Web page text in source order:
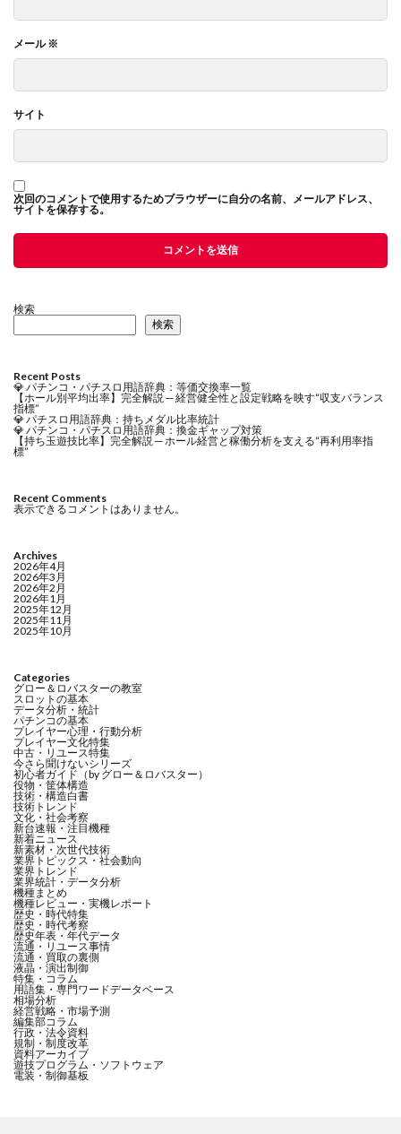
メール※
サイト
次回のコメントで使用するためブラウザーに自分の名前、メールアドレス、
サイトを保存する。
検索
検索
Recent Posts
💎 パチンコ・パチスロ用語辞典：等価交換率一覧
【ホール別平均出率】完全解説 ─ 経営健全性と設定戦略を映す“収支バランス
指標”
💎 パチスロ用語辞典：持ちメダル比率統計
💎 パチンコ・パチスロ用語辞典：換金ギャップ対策
【持ち玉遊技比率】完全解説 ─ ホール経営と稼働分析を支える“再利用率指
標”
Recent Comments
表示できるコメントはありません。
Archives
2026年4月
2026年3月
2026年2月
2026年1月
2025年12月
2025年11月
2025年10月
Categories
グロー＆ロバスターの教室
スロットの基本
データ分析・統計
パチンコの基本
プレイヤー心理・行動分析
プレイヤー文化特集
中古・リユース特集
今さら聞けないシリーズ
初心者ガイド（by グロー＆ロバスター）
役物・筐体構造
技術・構造白書
技術トレンド
文化・社会考察
新台速報・注目機種
新着ニュース
新素材・次世代技術
業界トピックス・社会動向
業界トレンド
業界統計・データ分析
機種まとめ
機種レビュー・実機レポート
歴史・時代特集
歴史・時代考察
歴史年表・年代データ
流通・リユース事情
流通・買取の裏側
液晶・演出制御
特集・コラム
用語集・専門ワードデータベース
相場分析
経営戦略・市場予測
編集部コラム
行政・法令資料
規制・制度改革
資料アーカイブ
遊技プログラム・ソフトウェア
電装・制御基板